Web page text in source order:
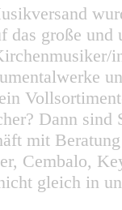
das große
Dann
mit
Cembalo,
gleich in